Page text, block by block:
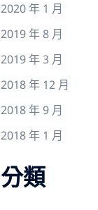
2020 年 1 月
2019 年 8 月
2019 年 3 月
2018 年 12 月
2018 年 9 月
2018 年 1 月
分類